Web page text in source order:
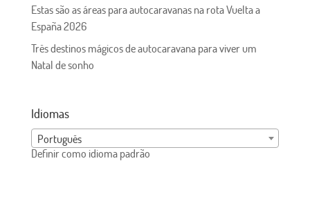
Estas são as áreas para autocaravanas na rota Vuelta a
España 2026
Três destinos mágicos de autocaravana para viver um
Natal de sonho
Idiomas
Português
Definir como idioma padrão